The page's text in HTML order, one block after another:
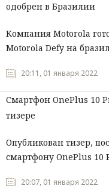
одобрен в Бразилии
Компания Motorola
Motorola Defy на
20:11, 01 января 2022
Смартфон OnePlus 10
тизере
Опубликован тизер,
смартфону OnePlus 10
20:07, 01 января 2022